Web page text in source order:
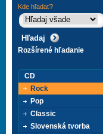
Kde hľadať?
Rozšírené hľadanie
CD
Rock
Pop
Classic
Slovenská tvorba